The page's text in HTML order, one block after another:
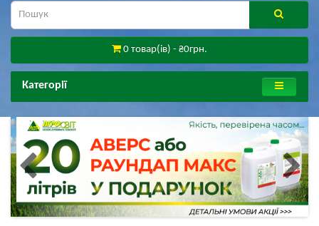
0 товар(ів) - ₴0грн.
Категорії